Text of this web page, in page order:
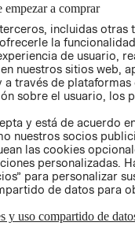
GIFT CARD
AVISO DE
empezar a comprar
incluidas otras
la
de usuario,
nuestros sitios web,
través de plataformas
sobre el usuario, los
y está de acuerdo
nuestros socios
las cookies
personalizadas.
para personalizar
de datos para
y uso compartido de